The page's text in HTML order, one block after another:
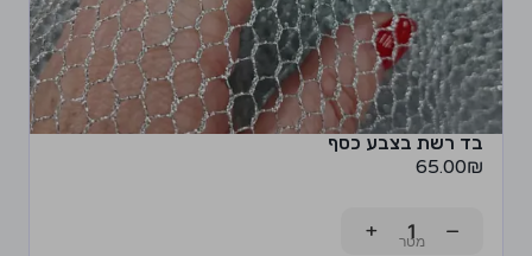
בד רשת בצבע כסף
65.00₪
−
+